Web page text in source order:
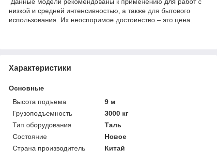
низкой и средней интенсивностью, а также для бытового
использования. Их неоспоримое достоинство – это цена.
Характеристики
Основные
Высота подъема
9 м
Грузоподъемность
3000 кг
Тип оборудования
Таль
Состояние
Новое
Страна производитель
Китай